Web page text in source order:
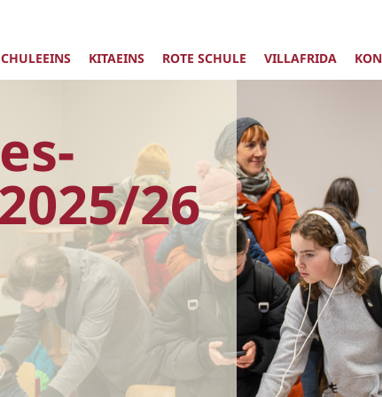
KITAEINS ROTE SCHULE VILLAFRIDA
26